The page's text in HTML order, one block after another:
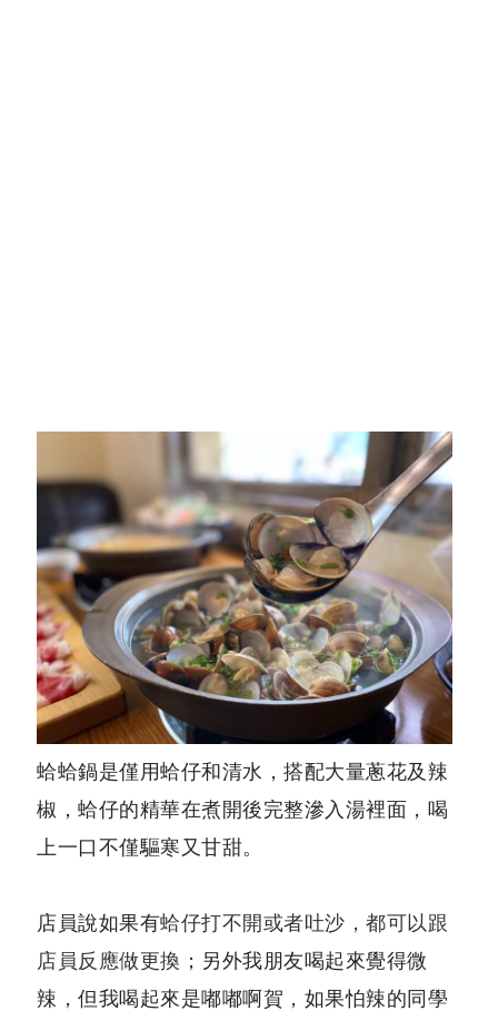
蛤蛤鍋是僅用蛤仔和清水，搭配大量蔥花及辣
椒，蛤仔的精華在煮開後完整滲入湯裡面，喝
上一口不僅驅寒又甘甜。
店員說如果有蛤仔打不開或者吐沙，都可以跟
店員反應做更換 ；另外我朋友喝起來覺得微
辣，但我喝起來是嘟嘟啊賀，如果怕辣的同學